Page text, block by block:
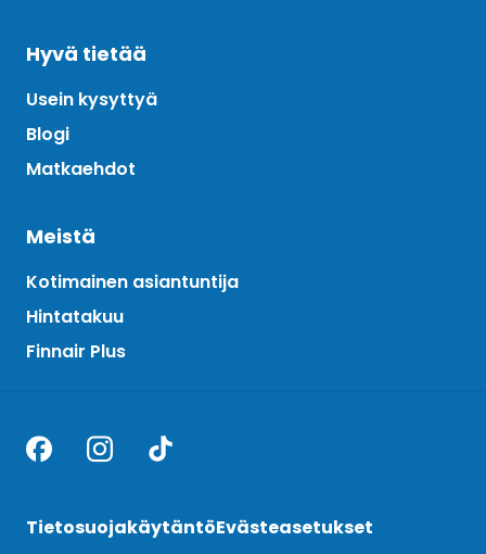
Hyvä tietää
Usein kysyttyä
Blogi
Matkaehdot
Meistä
Kotimainen asiantuntija
Hintatakuu
Finnair Plus
TietosuojakäytäntöEvästeasetukset